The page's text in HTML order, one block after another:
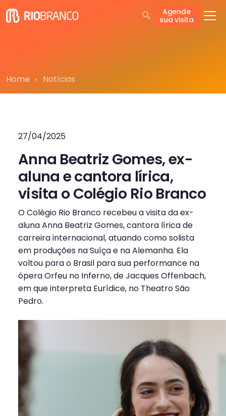
Agende
sua visita
Home Notícias
27/04/2025
Anna Beatriz Gomes, ex-
aluna e cantora lírica,
visita o Colégio Rio Branco
O Colégio Rio Branco recebeu a visita da ex-
aluna Anna Beatriz Gomes, cantora lírica de
carreira internacional, atuando como solista
em produções na Suíça e na Alemanha. Ela
voltou para o Brasil para sua performance na
ópera Orfeu no Inferno, de Jacques Offenbach,
em que interpreta Eurídice, no Theatro São
Pedro.